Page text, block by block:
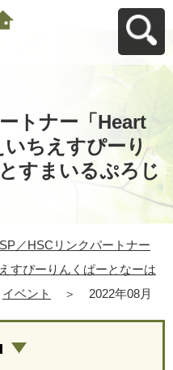
トナー「Heart
ちえすぴーり
すまいるぷろじ
／HSCリンクパートナー
すぴーりんくぱーとなーは
イベント ＞ 2022年08月